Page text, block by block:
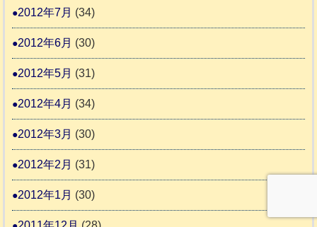
2012年7月 (34)
2012年6月 (30)
2012年5月 (31)
2012年4月 (34)
2012年3月 (30)
2012年2月 (31)
2012年1月 (30)